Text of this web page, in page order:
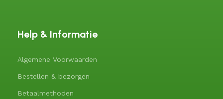
Help & Informatie
Algemene Voorwaarden
Bestellen & bezorgen
Betaalmethoden